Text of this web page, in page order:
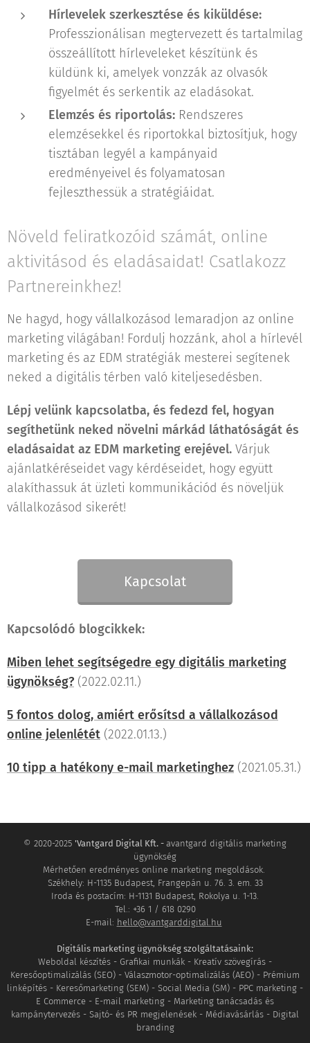
Hírlevelek szerkesztése és kiküldése:
Professzionálisan megtervezett és tartalmilag
összeállított hírleveleket készítünk és
küldünk ki, amelyek vonzzák az olvasók
figyelmét és serkentik az eladásokat.
Elemzés és riportolás: Rendszeres
elemzésekkel és riportokkal biztosítjuk, hogy
tisztában legyél a kampányaid
eredményeivel és folyamatosan
fejleszthessük a stratégiáidat.
Növeld feliratkozóid számát, online
aktivitásod és eladásaidat! Csatlakozz
Partnereinkhez!
Ne hagyd, hogy vállalkozásod lemaradjon az online
marketing világában! Fordulj hozzánk, ahol a hírlevél
marketing és az EDM stratégiák mesterei segítenek
neked a digitális térben való kiteljesedésben.
Lépj velünk kapcsolatba, és fedezd fel, hogyan
segíthetünk neked növelni márkád láthatóságát és
eladásaidat az EDM marketing erejével. Várjuk
ajánlatkéréseidet vagy kérdéseidet, hogy együtt
alakíthassuk át üzleti kommunikációd és növeljük
vállalkozásod sikerét!
Kapcsolat
Kapcsolódó blogcikkek:
Miben lehet segítségedre egy digitális marketing
ügynökség? (2022.02.11.)
5 fontos dolog, amiért erősítsd a vállalkozásod
online jelenlétét (2022.01.13.)
10 tipp a hatékony e-mail marketinghez (2021.05.31.)
© 2020-2025 'Vantgard Digital Kft. - avantgard digitális marketing
ügynökség
Mérhetően eredményes online marketing megoldások.
Székhely: H-1135 Budapest, Frangepán u. 76. 3. em. 33
Iroda és postacím: H-1131 Budapest, Rokolya u. 1-13.
Tel.: +36 1 / 618 0290
E-mail: hello@vantgarddigital.hu
Digitális marketing ügynökség szolgáltatásaink:
Weboldal készítés - Grafikai munkák - Kreatív szövegírás -
Keresőoptimalizálás (SEO) - Válaszmotor-optimalizálás (AEO) - Prémium
linképítés - Keresőmarketing (SEM) - Social Media (SM) - PPC marketing -
E Commerce - E-mail marketing - Marketing tanácsadás és
kampánytervezés - Sajtó- és PR megjelenések - Médiavásárlás - Digital
branding